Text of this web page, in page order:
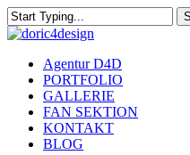
Skip
to
content
Close
Menu
Agentur D4D
PORTFOLIO
GALLERIE
FAN SEKTION
KONTAKT
BLOG